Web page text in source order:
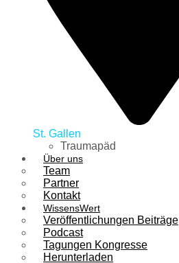
St. Gallen
Traumapäd
Über uns
Team
Partner
Kontakt
WissensWert
Veröffentlichungen Beiträge
Podcast
Tagungen Kongresse
Herunterladen